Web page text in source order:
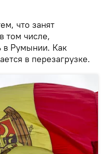
что занят
том числе,
в Румынии. Как
в перезагрузке.